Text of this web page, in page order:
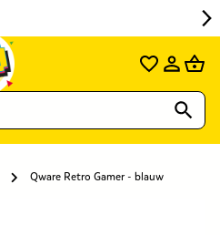
Qware Retro Gamer - blauw